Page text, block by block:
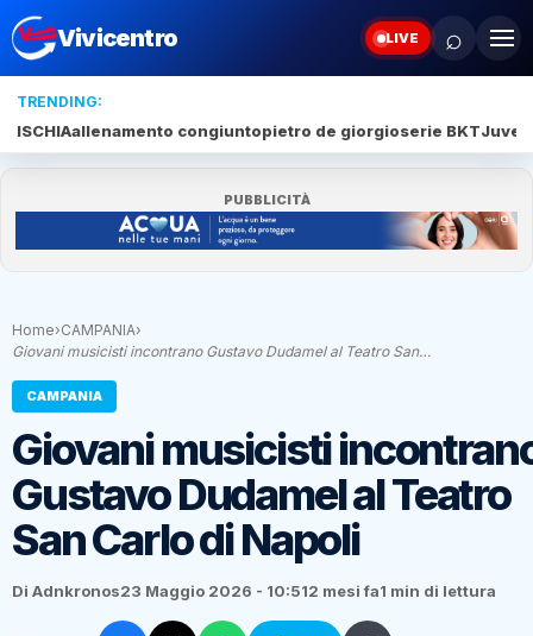
Vivicentro LIVE ⌕
TRENDING:
ISCHIAallenamento congiuntopietro de giorgioserie BKTJuve
PUBBLICITÀ
Home›CAMPANIA›
Giovani musicisti incontrano Gustavo Dudamel al Teatro San…
CAMPANIA
Giovani musicisti
Gustavo Dudamel al Teatro
San Carlo di Napoli
Di Adnkronos23 Maggio 2026 - 10:512 mesi fa1 min di lettura